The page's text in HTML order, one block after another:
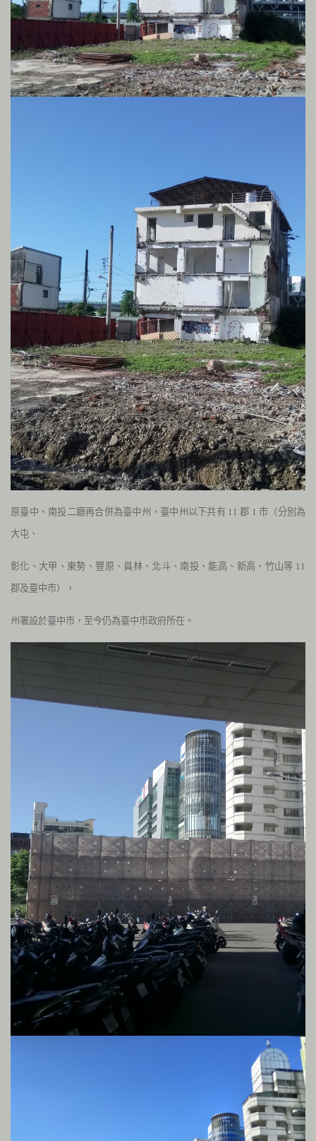
原臺中、南投二廳再合併為臺中州，臺中州以下共有11郡 1 市（分別為
大屯、
彰化、大甲、東勢、豐原、員林、北斗、南投、能高、新高、竹山等 11
郡及臺中市），
州署設於臺中市，至今仍為臺中市政府所在。